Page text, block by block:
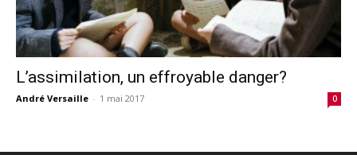
L’assimilation, un effroyable danger?
André Versaille - 1 mai 2017 0